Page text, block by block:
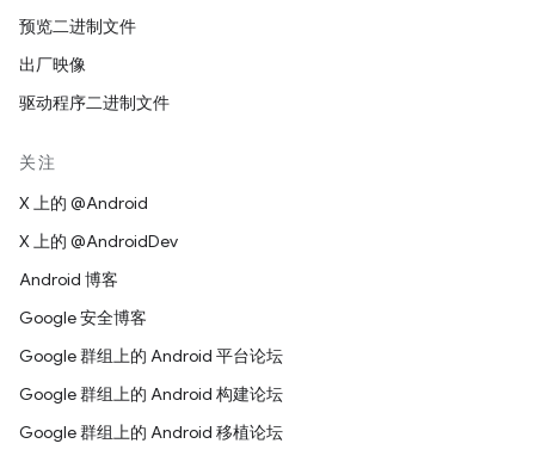
预览二进制文件
出厂映像
驱动程序二进制文件
关注
X 上的 @Android
X 上的 @AndroidDev
Android 博客
Google 安全博客
Google 群组上的 Android 平台论坛
Google 群组上的 Android 构建论坛
Google 群组上的 Android 移植论坛